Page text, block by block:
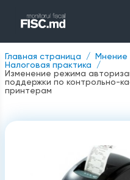
Главная страница
Мнение
Налоговая практика
Изменение режима
поддержки по контрольно-
принтерам